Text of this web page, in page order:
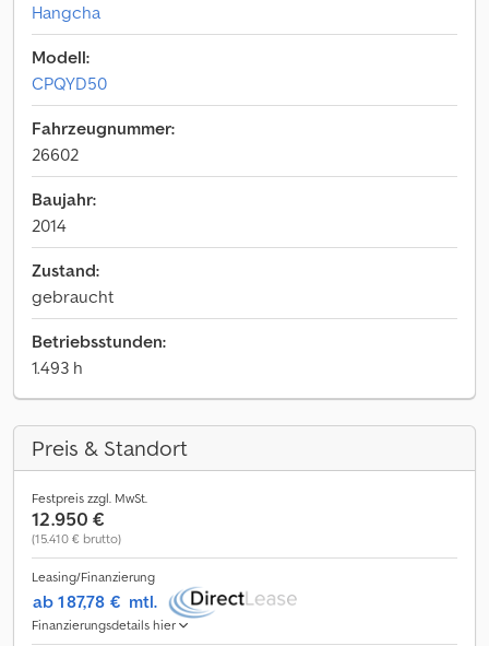
Hangcha
Modell:
CPQYD50
Fahrzeugnummer:
26602
Baujahr:
2014
Zustand:
gebraucht
Betriebsstunden:
1.493 h
Preis & Standort
Festpreis zzgl. MwSt.
12.950 €
(15.410 € brutto)
Leasing/Finanzierung
ab 187,78 € mtl.
Finanzierungsdetails hier